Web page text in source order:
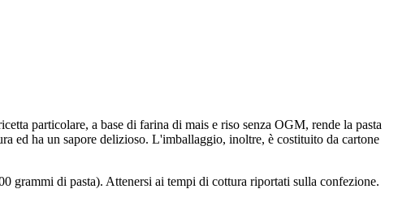
particolare, a base di farina di mais e riso senza OGM, rende la pasta
ed ha un sapore delizioso. L'imballaggio, inoltre, è costituito da cartone
grammi di pasta). Attenersi ai tempi di cottura riportati sulla confezione.